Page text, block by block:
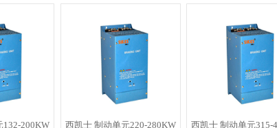
132-200KW
西凯士 制动单元220-280KW
西凯士 制动单元315-